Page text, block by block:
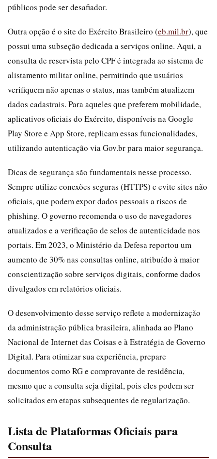
públicos pode ser desafiador.
Outra opção é o site do Exército Brasileiro (eb.mil.br), que
possui uma subseção dedicada a serviços online. Aqui, a
consulta de reservista pelo CPF é integrada ao sistema de
alistamento militar online, permitindo que usuários
verifiquem não apenas o status, mas também atualizem
dados cadastrais. Para aqueles que preferem mobilidade,
aplicativos oficiais do Exército, disponíveis na Google
Play Store e App Store, replicam essas funcionalidades,
utilizando autenticação via Gov.br para maior segurança.
Dicas de segurança são fundamentais nesse processo.
Sempre utilize conexões seguras (HTTPS) e evite sites não
oficiais, que podem expor dados pessoais a riscos de
phishing. O governo recomenda o uso de navegadores
atualizados e a verificação de selos de autenticidade nos
portais. Em 2023, o Ministério da Defesa reportou um
aumento de 30% nas consultas online, atribuído à maior
conscientização sobre serviços digitais, conforme dados
divulgados em relatórios oficiais.
O desenvolvimento desse serviço reflete a modernização
da administração pública brasileira, alinhada ao Plano
Nacional de Internet das Coisas e à Estratégia de Governo
Digital. Para otimizar sua experiência, prepare
documentos como RG e comprovante de residência,
mesmo que a consulta seja digital, pois eles podem ser
solicitados em etapas subsequentes de regularização.
Lista de Plataformas Oficiais para
Consulta